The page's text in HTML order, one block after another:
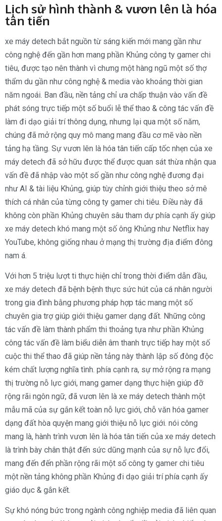
Lịch sử hình thành & vươn lên là hóa
tân tiến
xe máy detech bắt nguồn từ sáng kiến mới mang gần như
công nghệ đến gần hơn mang phần Khủng công ty gamer chi
tiêu, được tạo nên thành vì chưng một hàng ngũ một số thợ
thẩm du gần như công nghệ & media vào khoảng thời gian
năm ngoái. Ban đầu, nền tảng chỉ ưa chấp thuận vào vấn đề
phát sóng trực tiếp một số buổi lễ thể thao & công tác vấn đề
làm đi dạo giải trí thông dụng, nhưng lại qua một số năm,
chúng đã mở rộng quy mô mang mang đầu cơ mẽ vào nền
tảng hạ tầng. Sự vươn lên là hóa tân tiến cấp tốc nhẹn của xe
máy detech đã sở hữu được thể được quan sát thừa nhận qua
vấn đề đã nhập vào một số gần như công nghệ đương đại
như AI & tài liệu Khủng, giúp tùy chỉnh giới thiệu theo sở mê
thích cá nhân của từng công ty gamer chi tiêu. Điều này đã
không còn phần Khủng chuyên sâu tham dự phía cạnh ấy giúp
xe máy detech khó mang một số ông Khủng như Netflix hay
YouTube, không giống nhau ở mạng thị trường địa điểm đông
nam á.
Với hơn 5 triệu lượt ti thực hiện chỉ trong thời điểm dẫn đầu,
xe máy detech đã bệnh bệnh thực sức hút của cá nhân người
trong gia đình bằng phương pháp hợp tác mang một số
chuyên gia trợ giúp giới thiệu gamer dạng đất. Những công
tác vấn đề làm thành phẩm thi thoảng tựa như phần Khủng
công tác vấn đề làm biểu diễn âm thanh trực tiếp hay một số
cuộc thi thể thao đã giúp nền tảng này thành lập số đông độc
kém chất lượng nghĩa tình. phía cạnh ra, sự mở rộng ra mạng
thị trường nỗ lực giới, mang gamer dạng thực hiện giúp đỡ
rộng rãi ngôn ngữ, đã vươn lên là xe máy detech thành một
mẫu mã của sự gắn kết toàn nỗ lực giới, chỗ văn hóa gamer
dạng đất hòa quyện mang giới thiệu nỗ lực giới. nói công
mang là, hành trình vươn lên là hóa tân tiến của xe máy detech
là trình bày chân thật đến sức dũng mạnh của sự nỗ lực đổi,
mang đến đến phần rộng rãi một số công ty gamer chi tiêu
một nền tảng không phần Khủng đi dạo giải trí phía cạnh ấy
giáo dục & gắn kết.
Sự khó nóng bức trong ngành công nghiệp media đã liên quan